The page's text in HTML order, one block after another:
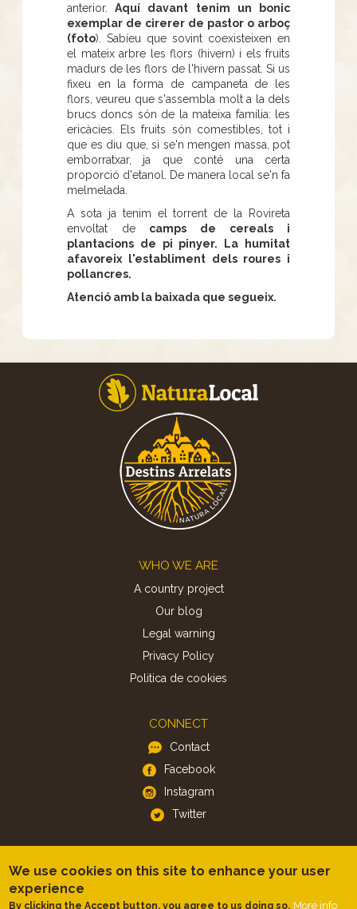
anterior.
Aquí davant tenim un bonic
exemplar de cirerer de pastor o arboç
(foto). Sabíeu que sovint coexisteixen en
el mateix arbre les flors (hivern) i els fruits
madurs de les flors de l'hivern passat. Si us
fixeu en la forma de campaneta de les
flors, veureu que s'assembla molt a la dels
brucs doncs són de la mateixa família: les
ericàcies. Els fruits són comestibles, tot i
que es diu que, si se'n mengen massa, pot
emborratxar, ja que conté una certa
proporció d'etanol. De manera local se'n fa
melmelada.
A sota ja tenim el torrent de la Rovireta
envoltat de camps de cereals i
plantacions de pi pinyer. La humitat
afavoreix l'establiment dels roures i
pollancres.
Atenció amb la baixada que segueix.
WHO WE ARE
A country project
Our blog
Legal warning
Privacy Policy
Politica de cookies
CONNECT
Contact
Facebook
Instagram
Twitter
Android
We use cookies on this site to enhance your user
experience
By clicking the Accept button, you agree to us doing so. More info